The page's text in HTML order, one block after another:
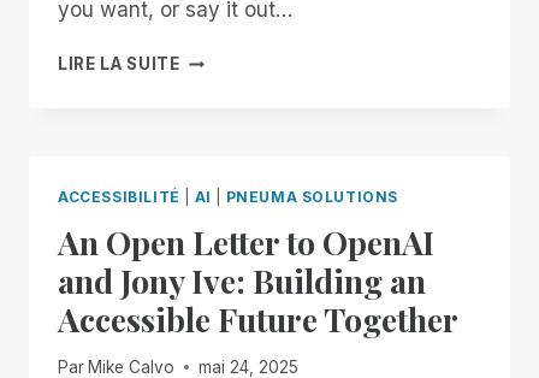
you want, or say it out…
LIRE LA SUITEVIBE
IS
IT
ACCESSIBLE?
ACCESSIBILITÉ AI PNEUMA SOLUTIONS
An Open Letter to OpenAI
and Jony Ive: Building an
Accessible Future Together
Par Mike Calvo mai 24, 2025